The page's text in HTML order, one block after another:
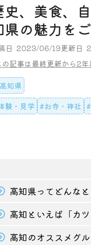
史、美食、
県の魅力を
日 2023/06/19更新日
の記事は最終更新から2年
高知県
験・見学 #お寺・神社
高知県ってどんな
高知といえば「カ
高知のオススメグ